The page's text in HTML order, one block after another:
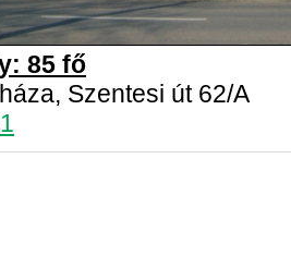
85 fő
Szentesi út 62/A